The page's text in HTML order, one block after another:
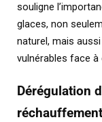
souligne
glaces, non
naturel, mais
vulnérables face
Dérégulation